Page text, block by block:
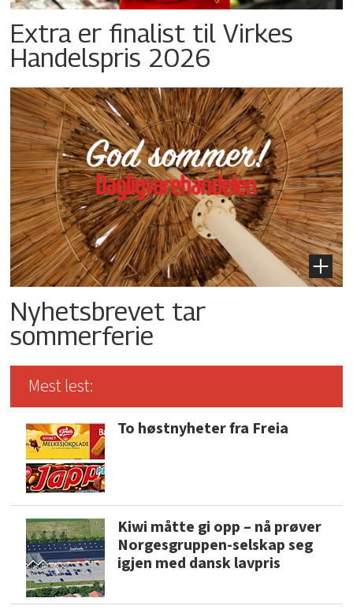
Extra er finalist til Virkes
Handelspris 2026
Nyhetsbrevet tar
sommerferie
Mest lest:
To høstnyheter fra Freia
Kiwi måtte gi opp – nå prøver
Norgesgruppen-selskap seg
igjen med dansk lavpris